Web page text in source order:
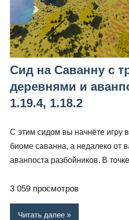
Сид на Саванну с
деревнями и
1.19.4, 1.18.2
С этим сидом вы начнёте игру
биоме саванна, а недалеко от
аванпоста разбойников. В
3 059 просмотров
Читать далее